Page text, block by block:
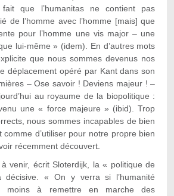
que l’humanitas ne contient pas
de l’homme avec l’homme [mais] que
pour l’homme une vis major – une
lui-même » (idem). En d’autres mots
que nous sommes devenus nos
déplacement opéré par Kant dans son
– Ose savoir ! Deviens majeur ! –
au royaume de la biopolitique :
une « force majeure » (ibid). Trop
nous sommes incapables de bien
comme d’utiliser pour notre propre bien
récemment découvert.
venir, écrit Sloterdijk, la « politique de
décisive. « On y verra si l’humanité
moins à remettre en marche des